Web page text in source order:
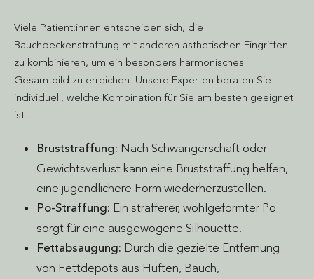
Viele Patient:innen entscheiden sich, die
Bauchdeckenstraffung mit anderen ästhetischen Eingriffen
zu kombinieren, um ein besonders harmonisches
Gesamtbild zu erreichen. Unsere Experten beraten Sie
individuell, welche Kombination für Sie am besten geeignet
ist:
Bruststraffung: Nach Schwangerschaft oder
Gewichtsverlust kann eine Bruststraffung helfen,
eine jugendlichere Form wiederherzustellen.
Po-Straffung: Ein strafferer, wohlgeformter Po
sorgt für eine ausgewogene Silhouette.
Fettabsaugung: Durch die gezielte Entfernung
von Fettdepots aus Hüften, Bauch,